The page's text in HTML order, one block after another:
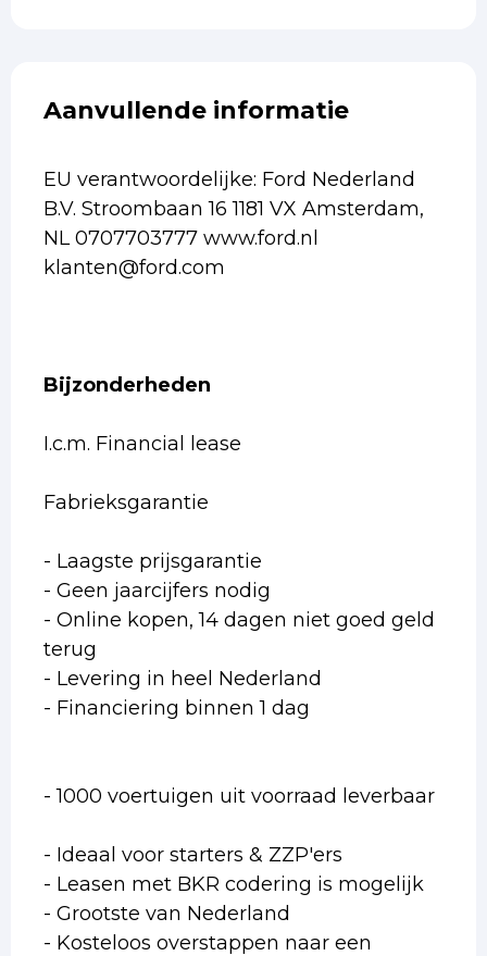
Aanvullende informatie
EU verantwoordelijke: Ford Nederland
B.V. Stroombaan 16 1181 VX Amsterdam,
NL 0707703777 www.ford.nl
klanten@ford.com
Bijzonderheden
I.c.m. Financial lease
Fabrieksgarantie
- Laagste prijsgarantie
- Geen jaarcijfers nodig
- Online kopen, 14 dagen niet goed geld
terug
- Levering in heel Nederland
- Financiering binnen 1 dag
- 1000 voertuigen uit voorraad leverbaar
- Ideaal voor starters & ZZP'ers
- Leasen met BKR codering is mogelijk
- Grootste van Nederland
- Kosteloos overstappen naar een